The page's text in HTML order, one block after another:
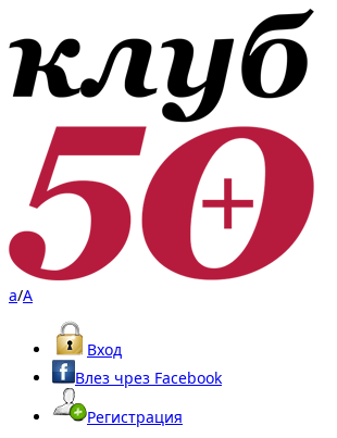
a/A
Вход
Влез чрез Facebook
Регистрация